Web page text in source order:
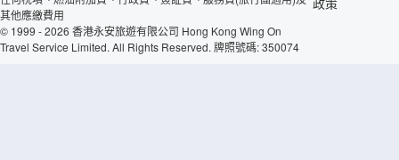
其他應繳費用
© 1999 - 2026 香港永安旅遊有限公司 Hong Kong Wing On
Travel Service Limited. All Rights Reserved. 牌照號碼: 350074